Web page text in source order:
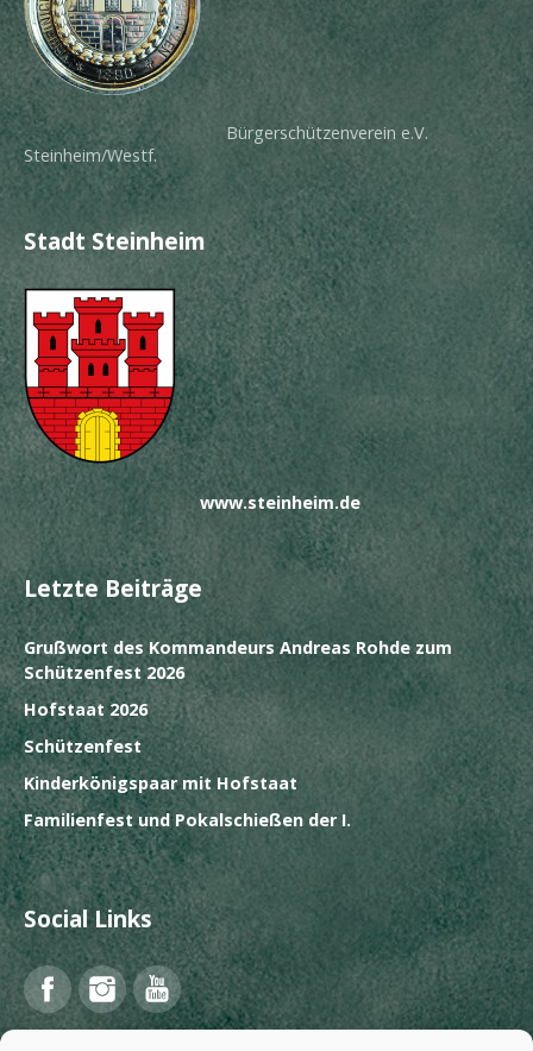
Bürgerschützenverein e.V.
Steinheim/Westf.
Stadt Steinheim
www.steinheim.de
Letzte Beiträge
Grußwort des Kommandeurs Andreas Rohde zum
Schützenfest 2026
Hofstaat 2026
Schützenfest
Kinderkönigspaar mit Hofstaat
Familienfest und Pokalschießen der I.
Social Links
FacebookInstagramYouTube